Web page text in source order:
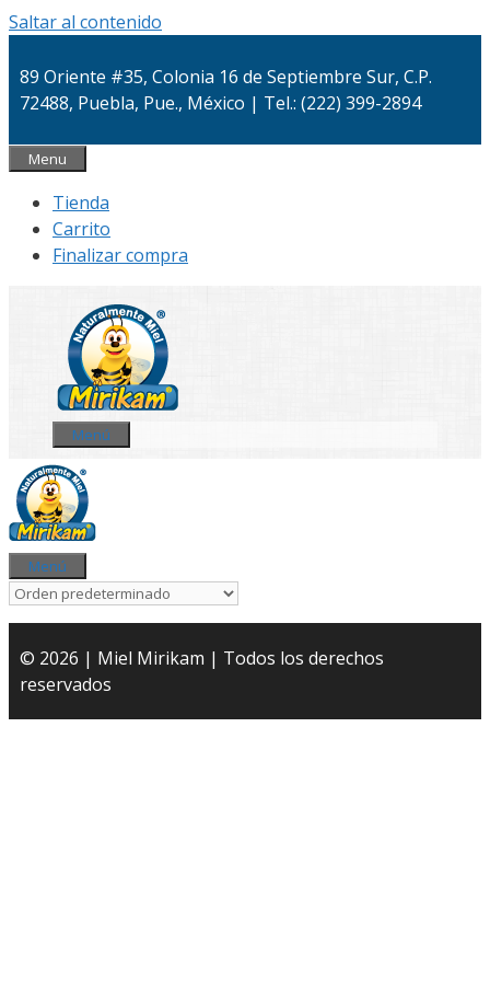
Saltar al contenido
89 Oriente #35, Colonia 16 de Septiembre Sur, C.P.
72488, Puebla, Pue., México | Tel.: (222) 399-2894
Menu
Tienda
Carrito
Finalizar compra
Menú
Menú
© 2026 | Miel Mirikam | Todos los derechos
reservados